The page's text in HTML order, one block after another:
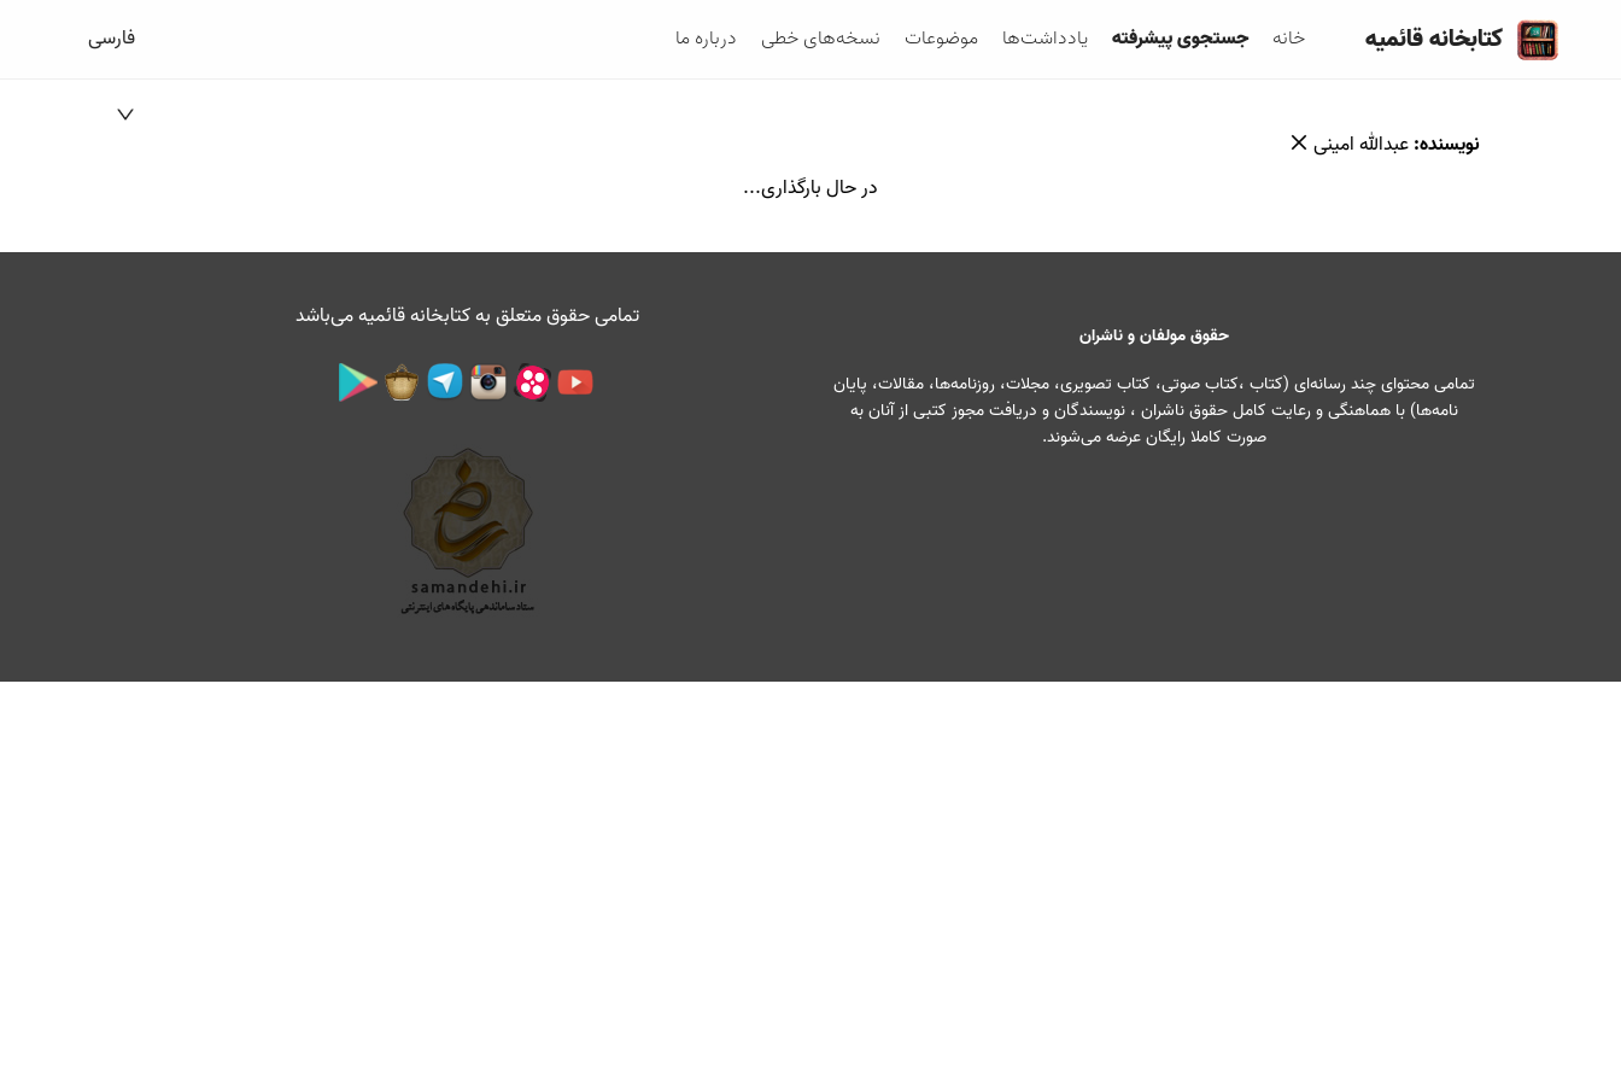
کتابخانه قائمیه خانه جستجوی پیشرفته یادداشت‌ها موضوعات نسخه‌های خطی درباره ما فارسی
نویسنده:عبدالله امینی
در حال بارگذاری...
حقوق مولفان و ناشران
تمامی محتوای چند رسانه‌ای (کتاب ،کتاب صوتی، کتاب تصویری، مجلات، روزنامه‌ها، مقالات، پایان
نامه‌ها) با هماهنگی و رعایت کامل حقوق ناشران ، نویسندگان و دریافت مجوز کتبی از آنان به
صورت کاملا رایگان عرضه می‌شوند.
تمامی حقوق متعلق بهکتابخانه قائمیهمی‌باشد